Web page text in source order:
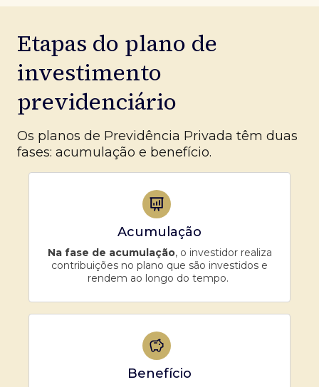
Etapas do plano de
investimento
previdenciário
Os planos de Previdência Privada têm duas
fases: acumulação e benefício.
Acumulação
Na fase de acumulação, o investidor realiza
contribuições no plano que são investidos e
rendem ao longo do tempo.
Benefício